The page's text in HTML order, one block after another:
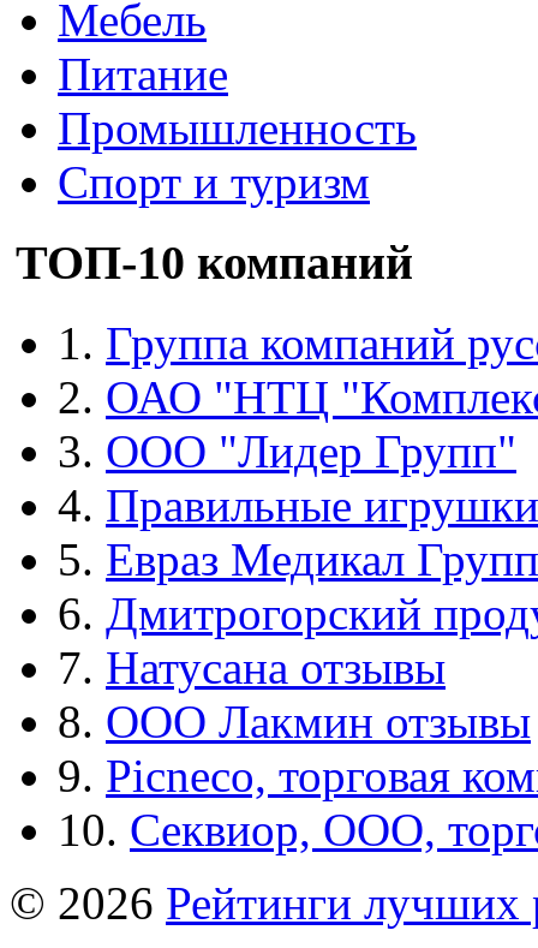
Мебель
Питание
Промышленность
Спорт и туризм
ТОП-10 компаний
1. Группа компаний
2. ОАО "НТЦ
3. ООО "Лидер Групп"
4. Правильные игрушки
5. Евраз Медикал Групп
6. Дмитрогорский
7. Натусана отзывы
8. ООО Лакмин отзывы
9. Picneco, торговая
10. Секвиор, ООО,
© 2026 Рейтинги лучших